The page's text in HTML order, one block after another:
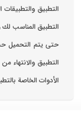
التطبيق
التطبيق المناسب
حتى يتم التحميل
التطبيق
الأدوات الخاصة